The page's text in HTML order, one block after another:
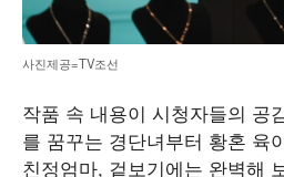
사진제공=TV조선
작품 속 내용이 시청자들의 공
를 꿈꾸는 경단녀부터 황혼 육
친정엄마, 겉보기에는 완벽해